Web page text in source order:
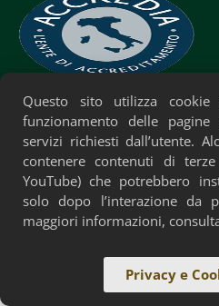
Privacy Policy Cookie
Questo sito utilizza cookie
funzionamento delle
servizi richiesti dall’utente.
contenere contenuti di
YouTube) che potrebbero
solo dopo l’interazione da
maggiori informazioni,
Privacy e